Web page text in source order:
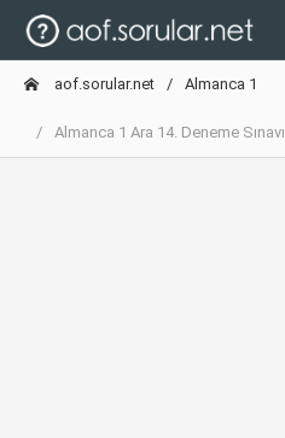
aof.sorular.net Almanca 1
Almanca 1 Ara 14. Deneme Sınavı